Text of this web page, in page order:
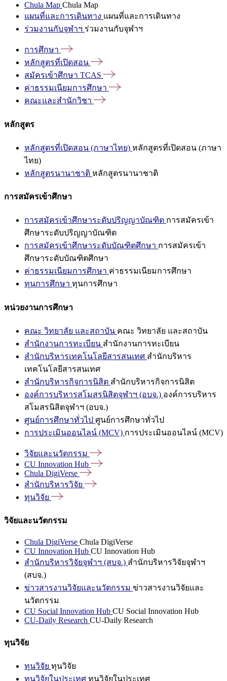
Chula Map Chula Map
แผนที่และการเดินทาง แผนที่และการเดินทาง
ร่วมงานกับจุฬาฯ ร่วมงานกับจุฬาฯ
การศึกษา
หลักสูตรที่เปิดสอน
สมัครเข้าศึกษา TCAS
ค่าธรรมเนียมการศึกษา
คณะและสำนักวิชา
หลักสูตร
หลักสูตรที่เปิดสอน (ภาษาไทย) หลักสูตรที่เปิดสอน (ภาษา
ไทย)
หลักสูตรนานาชาติ หลักสูตรนานาชาติ
การสมัครเข้าศึกษา
การสมัครเข้าศึกษาระดับปริญญาบัณฑิต การสมัครเข้า
ศึกษาระดับปริญญาบัณฑิต
การสมัครเข้าศึกษาระดับบัณฑิตศึกษา การสมัครเข้า
ศึกษาระดับบัณฑิตศึกษา
ค่าธรรมเนียมการศึกษา ค่าธรรมเนียมการศึกษา
ทุนการศึกษา ทุนการศึกษา
หน่วยงานการศึกษา
คณะ วิทยาลัย และสถาบัน คณะ วิทยาลัย และสถาบัน
สำนักงานการทะเบียน สำนักงานการทะเบียน
สำนักบริหารเทคโนโลยีสารสนเทศ สำนักบริหาร
เทคโนโลยีสารสนเทศ
สำนักบริหารกิจการนิสิต สำนักบริหารกิจการนิสิต
องค์การบริหารสโมสรนิสิตจุฬาฯ (อบจ.) องค์การบริหาร
สโมสรนิสิตจุฬาฯ (อบจ.)
ศูนย์การศึกษาทั่วไป ศูนย์การศึกษาทั่วไป
การประเมินออนไลน์ (MCV) การประเมินออนไลน์ (MCV)
วิจัยและนวัตกรรม
CU Innovation Hub
Chula DigiVerse
สำนักบริหารวิจัย
ทุนวิจัย
วิจัยและนวัตกรรม
Chula DigiVerse Chula DigiVerse
CU Innovation Hub CU Innovation Hub
สำนักบริหารวิจัยจุฬาฯ (สบจ.) สำนักบริหารวิจัยจุฬาฯ
(สบจ.)
ข่าวสารงานวิจัยและนวัตกรรม ข่าวสารงานวิจัยและ
นวัตกรรม
CU Social Innovation Hub CU Social Innovation Hub
CU-Daily Research CU-Daily Research
ทุนวิจัย
ทุนวิจัย ทุนวิจัย
ทุนวิจัยในประเทศ ทุนวิจัยในประเทศ